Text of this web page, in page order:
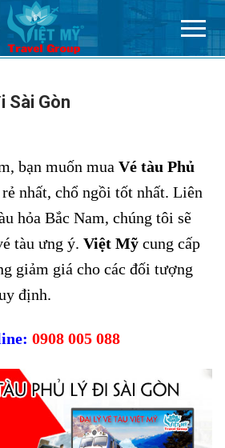
Sài Gòn
bạn muốn mua Vé tàu Phủ
nhất, chổ ngồi tốt nhất. Liên
hỏa Bắc Nam, chúng tôi sẽ
tàu ưng ý. Việt Mỹ cung cấp
giảm giá cho các đối tượng
định.
0908 005 088